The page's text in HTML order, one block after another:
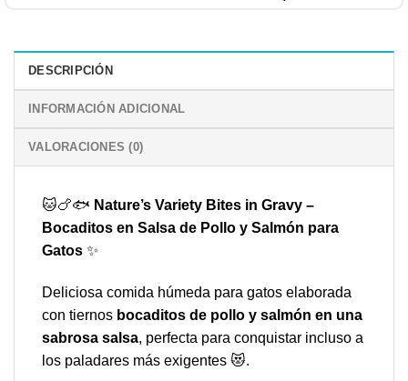
DESCRIPCIÓN
INFORMACIÓN ADICIONAL
VALORACIONES (0)
🐱🍗🐟 Nature’s Variety Bites in Gravy –
Bocaditos en Salsa de Pollo y Salmón para
Gatos ✨
Deliciosa comida húmeda para gatos elaborada
con tiernos bocaditos de pollo y salmón en una
sabrosa salsa, perfecta para conquistar incluso a
los paladares más exigentes 😻.